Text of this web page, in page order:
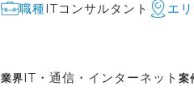
職種ITコンサルタント エ
業界IT・通信・インターネット 案